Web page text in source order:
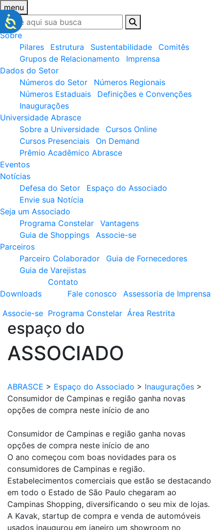
menu
Sobre
Pilares
Estrutura Sustentabilidade
Comitês
Grupos de Relacionamento
Imprensa
Dados do Setor
Números do Setor
Números Regionais
Números Estaduais
Definições e Convenções
Inaugurações
Universidade Abrasce
Sobre a Universidade
Cursos Online
Cursos Presenciais
On Demand
Prêmio Acadêmico Abrasce
Eventos
Notícias
Defesa do Setor
Espaço do Associado
Envie sua Notícia
Seja um Associado
Programa Constelar
Vantagens
Guia de Shoppings
Associe-se
Parceiros
Parceiro Colaborador
Guia de Fornecedores
Guia de Varejistas
Downloads
Contato
Fale conosco
Assessoria de Imprensa
Associe-se Programa Constelar Área Restrita
espaço do
ASSOCIADO
ABRASCE > Espaço do Associado > Inaugurações >
Consumidor de Campinas e região ganha novas
opções de compra neste início de ano
Consumidor de Campinas e região ganha novas
opções de compra neste início de ano
O ano começou com boas novidades para os
consumidores de Campinas e região.
Estabelecimentos comerciais que estão se destacando
em todo o Estado de São Paulo chegaram ao
Campinas Shopping, diversificando o seu mix de lojas.
A Kavak, startup de compra e venda de automóveis
usados inaugurou em janeiro um showroom no